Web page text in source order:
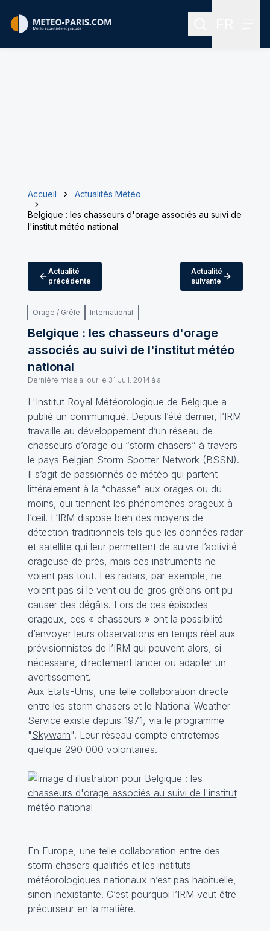
Rechercher
Accueil
Actualités Météo
Belgique : les chasseurs d'orage associés au suivi de
l'institut météo national
Actualité
précédente
Actualité
suivante
Orage / Grêle International
Belgique : les chasseurs d'orage
associés au suivi de l'institut météo
national
Dernière mise à jour le 31 Juil. 2014 à à
L'Institut Royal Météorologique de Belgique a
publié un communiqué. Depuis l’été dernier, l’IRM
travaille au développement d’un réseau de
chasseurs d’orage ou “storm chasers” à travers
le pays Belgian Storm Spotter Network (BSSN).
Il s’agit de passionnés de météo qui partent
littéralement à la “chasse” aux orages ou du
moins, qui tiennent les phénomènes orageux à
l’œil. L’IRM dispose bien des moyens de
détection traditionnels tels que les données radar
et satellite qui leur permettent de suivre l’activité
orageuse de près, mais ces instruments ne
voient pas tout. Les radars, par exemple, ne
voient pas si le vent ou de gros grêlons ont pu
causer des dégâts. Lors de ces épisodes
orageux, ces « chasseurs » ont la possibilité
d’envoyer leurs observations en temps réel aux
prévisionnistes de l’IRM qui peuvent alors, si
nécessaire, directement lancer ou adapter un
avertissement.
Aux Etats-Unis, une telle collaboration directe
entre les storm chasers et le National Weather
Service existe depuis 1971, via le programme
"Skywarn". Leur réseau compte entretemps
quelque 290 000 volontaires.
En Europe, une telle collaboration entre des
storm chasers qualifiés et les instituts
météorologiques nationaux n’est pas habituelle,
sinon inexistante. C’est pourquoi l’IRM veut être
précurseur en la matière.